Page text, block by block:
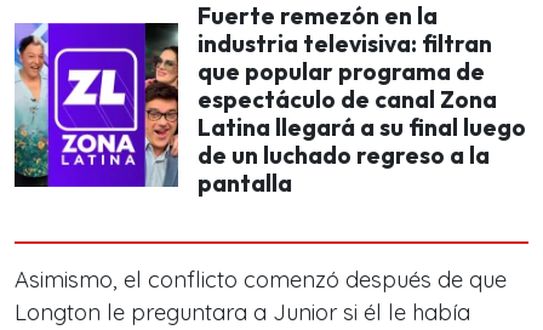
Fuerte remezón en la
industria televisiva: filtran
que popular programa de
espectáculo de canal Zona
Latina llegará a su final luego
de un luchado regreso a la
pantalla
Asimismo, el conflicto comenzó después de que
Longton le preguntara a Junior si él le había